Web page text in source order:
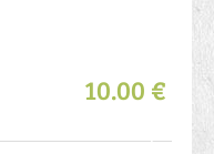
10.00 €